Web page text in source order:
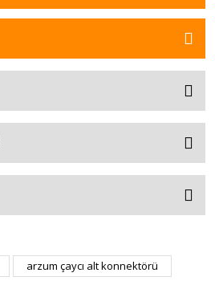
arzum çaycı alt konnektörü